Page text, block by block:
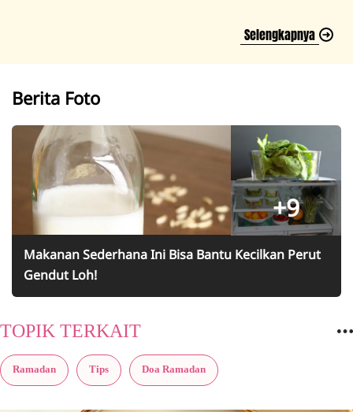
Selengkapnya
Berita Foto
+9
Makanan Sederhana Ini Bisa Bantu Kecilkan Perut
Gendut Loh!
TOPIK TERKAIT
Ramadan Tips Doa Ramadan